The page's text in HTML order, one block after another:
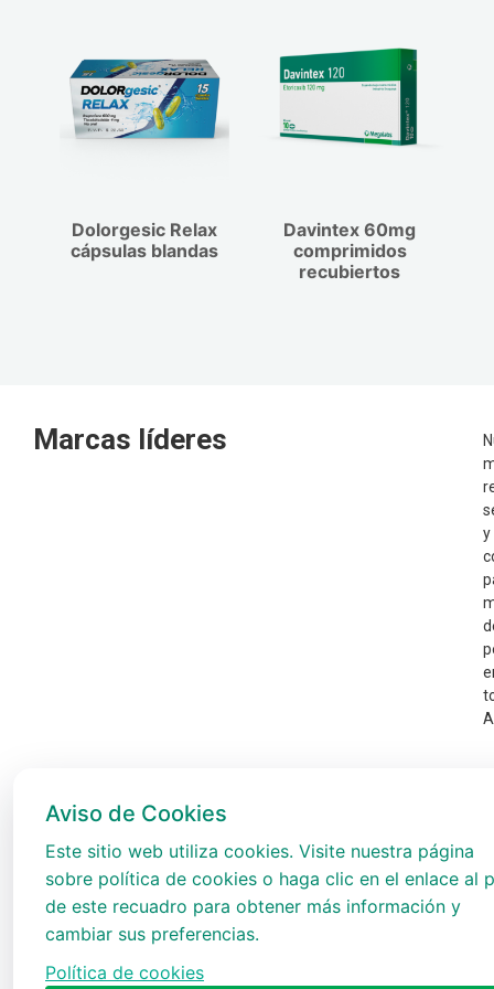
Dolorgesic Relax
cápsulas blandas
Davintex 60mg
comprimidos
recubiertos
Marcas líderes
y
Aviso de Cookies
Este sitio web utiliza cookies. Visite nuestra página
sobre política de cookies o haga clic en el enlace al
de este recuadro para obtener más información y
cambiar sus preferencias.
Política de cookies